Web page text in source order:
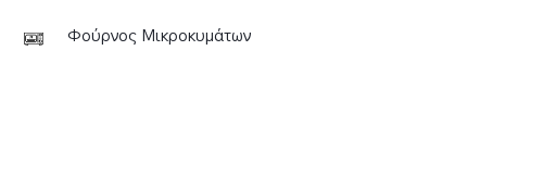
Φούρνος Μικροκυμάτων